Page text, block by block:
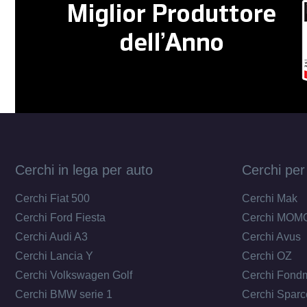
Cerchi in lega per auto
Cerchi Fiat 500
Cerchi Ford Fiesta
Cerchi Audi A3
Cerchi Lancia Y
Cerchi Volkswagen Golf
Cerchi BMW serie 1
Cerchi
Cerchi Mak
Cerchi
Cerchi Avus
Cerchi OZ
Cerchi
Cerchi